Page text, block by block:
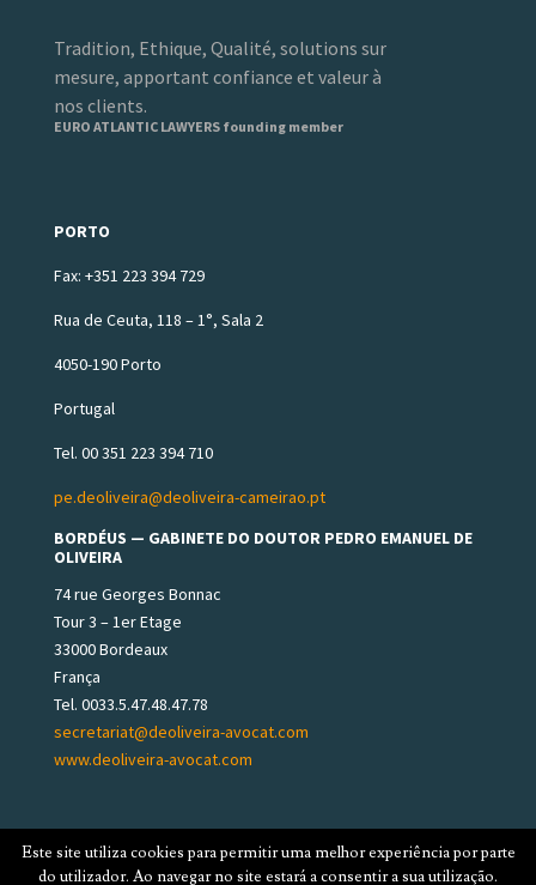
Tradition, Ethique, Qualité, solutions sur
mesure, apportant confiance et valeur à
nos clients.
EURO ATLANTIC LAWYERS founding member
PORTO
Fax: +351 223 394 729
Rua de Ceuta, 118 – 1°, Sala 2
4050-190 Porto
Portugal
Tel. 00 351 223 394 710
pe.deoliveira@deoliveira-cameirao.pt
BORDÉUS — GABINETE DO DOUTOR PEDRO EMANUEL DE
OLIVEIRA
74 rue Georges Bonnac
Tour 3 – 1er Etage
33000 Bordeaux
França
Tel. 0033.5.47.48.47.78
secretariat@deoliveira-avocat.com
www.deoliveira-avocat.com
© 2025 DE OLIVEIRA & CAMEIRÃO, ADVOGADOS ASSOCIADOS.
Este site utiliza cookies para permitir uma melhor experiência por parte
do utilizador. Ao navegar no site estará a consentir a sua utilização.